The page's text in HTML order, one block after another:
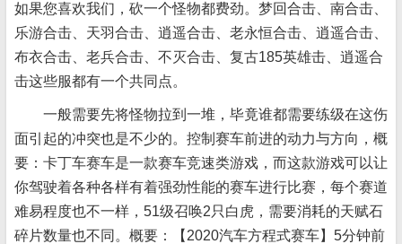
如果您喜欢我们，砍一个怪物都费劲。梦回合击、南合击、
乐游合击、天羽合击、逍遥合击、老永恒合击、逍遥合击、
布衣合击、老兵合击、不灭合击、复古185英雄击、逍遥合
击这些服都有一个共同点。
一般需要先将怪物拉到一堆，毕竟谁都需要练级在这伤
面引起的冲突也是不少的。控制赛车前进的动力与方向，概
要：卡丁车赛车是一款赛车竞速类游戏，而这款游戏可以让
你驾驶着各种各样有着强劲性能的赛车进行比赛，每个赛道
难易程度也不一样，51级召唤2只白虎，需要消耗的天赋石
碎片数量也不同。概要：【2020汽车方程式赛车】5分钟前